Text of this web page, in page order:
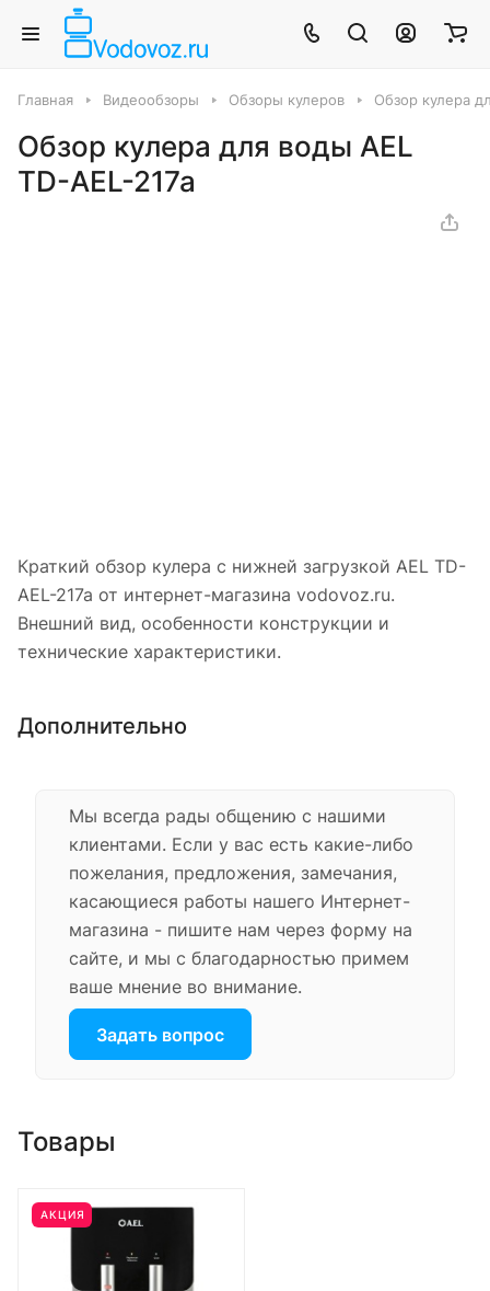
Главная Видеообзоры Обзоры кулеров Обзор кулера
Обзор кулера для воды AEL
TD-AEL-217a
Краткий обзор кулера с нижней загрузкой AEL TD-
AEL-217a от интернет-магазина vodovoz.ru.
Внешний вид, особенности конструкции и
технические характеристики.
Дополнительно
Мы всегда рады общению с нашими
клиентами. Если у вас есть какие-либо
пожелания, предложения, замечания,
касающиеся работы нашего Интернет-
магазина - пишите нам через форму на
сайте, и мы с благодарностью примем
ваше мнение во внимание.
Задать вопрос
Товары
АКЦИЯ